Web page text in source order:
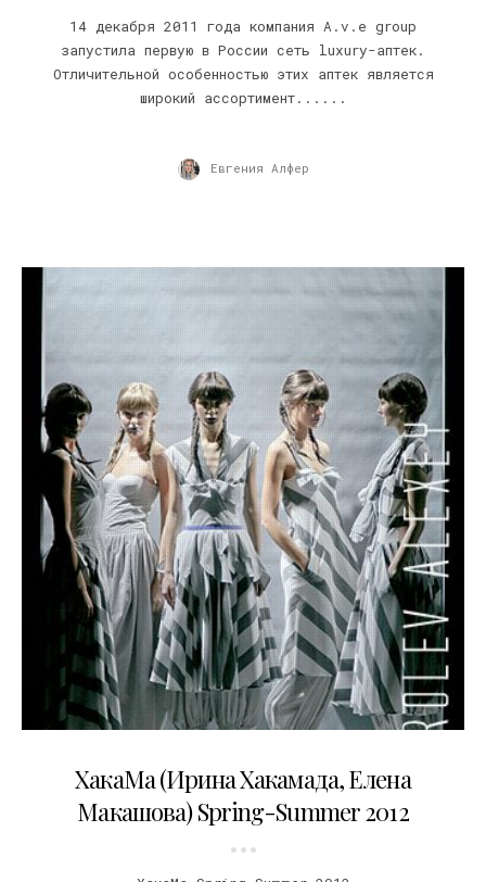
14 декабря 2011 года компания A.v.e group
запустила первую в России сеть luxury-аптек.
Отличительной особенностью этих аптек является
широкий ассортимент......
Евгения Алфер
XaкaMa (Ирина Хакамада, Елена
Макашова) Spring-Summer 2012